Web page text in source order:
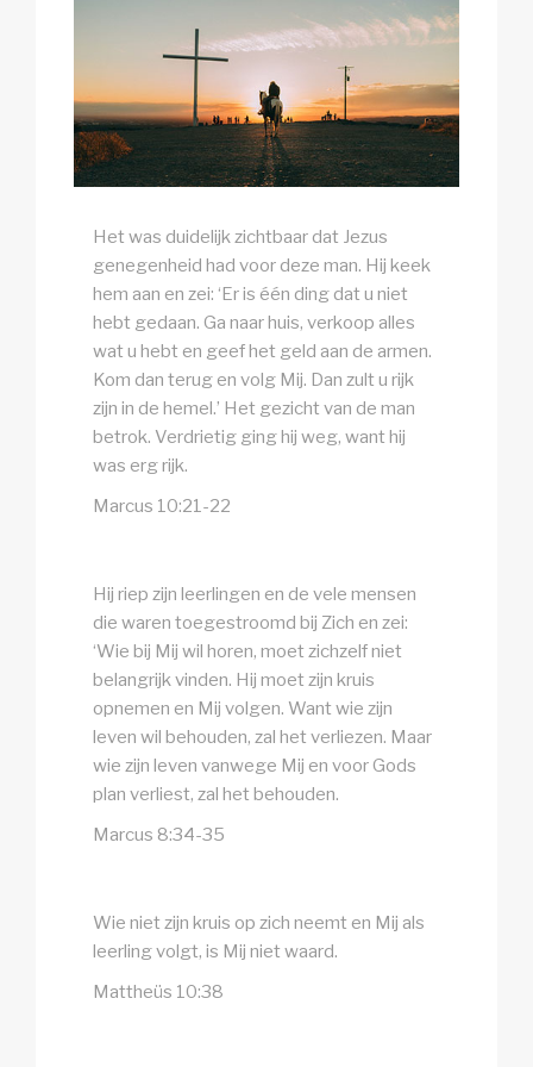
Het was duidelijk zichtbaar dat Jezus
genegenheid had voor deze man. Hij keek
hem aan en zei: ‘Er is één ding dat u niet
hebt gedaan. Ga naar huis, verkoop alles
wat u hebt en geef het geld aan de armen.
Kom dan terug en volg Mij. Dan zult u rijk
zijn in de hemel.’ Het gezicht van de man
betrok. Verdrietig ging hij weg, want hij
was erg rijk.
Marcus 10:21-22
Hij riep zijn leerlingen en de vele mensen
die waren toegestroomd bij Zich en zei:
‘Wie bij Mij wil horen, moet zichzelf niet
belangrijk vinden. Hij moet zijn kruis
opnemen en Mij volgen. Want wie zijn
leven wil behouden, zal het verliezen. Maar
wie zijn leven vanwege Mij en voor Gods
plan verliest, zal het behouden.
Marcus 8:34-35
Wie niet zijn kruis op zich neemt en Mij als
leerling volgt, is Mij niet waard.
Mattheüs 10:38